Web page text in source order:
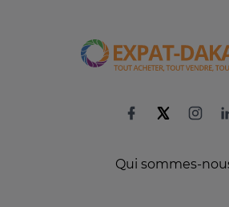
Qui sommes-